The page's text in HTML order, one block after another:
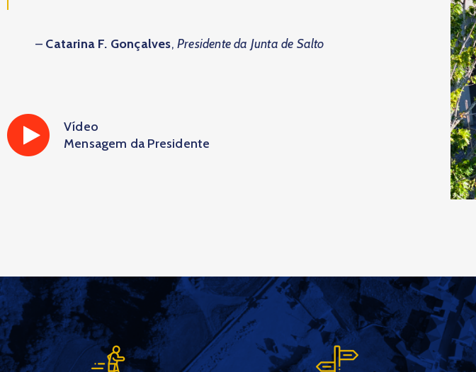
– Catarina F. Gonçalves, Presidente da Junta de Salto
Vídeo
Mensagem da Presidente